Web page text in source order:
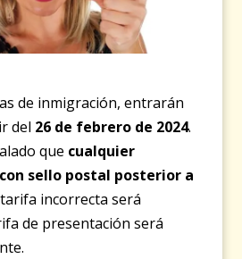
de inmigración, entrarán
del 26 de febrero de 2024.
que cualquier
sello postal posterior a
incorrecta será
de presentación será